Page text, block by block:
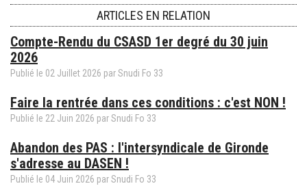
ARTICLES EN RELATION
Compte-Rendu du CSASD 1er degré du 30 juin
2026
Publié le 02 Juillet 2026 parSnudi Fo 33
Faire la rentrée dans ces conditions : c'est NON !
Publié le 22 Juin 2026 parSnudi Fo 33
Abandon des PAS : l'intersyndicale de Gironde
s'adresse au DASEN !
Publié le 04 Juin 2026 parSnudi Fo 33